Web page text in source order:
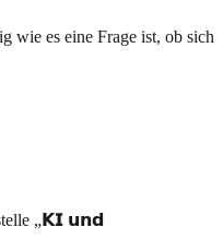
wie es eine Frage ist, ob sich
„𝗞𝗜 𝘂𝗻𝗱